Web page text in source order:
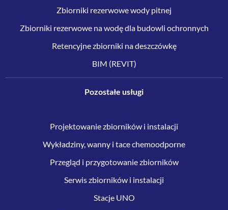
Zbiorniki rezerwowe wody pitnej
Zbiorniki rezerwowe na wodę dla budowli ochronnych
Retencyjne zbiorniki na deszczówkę
BIM (REVIT)
Pozostałe usługi
Projektowanie zbiorników i instalacji
Wykładziny, wanny i tace chemoodporne
Przegląd i przygotowanie zbiorników
Serwis zbiorników i instalacji
Stacje UNO